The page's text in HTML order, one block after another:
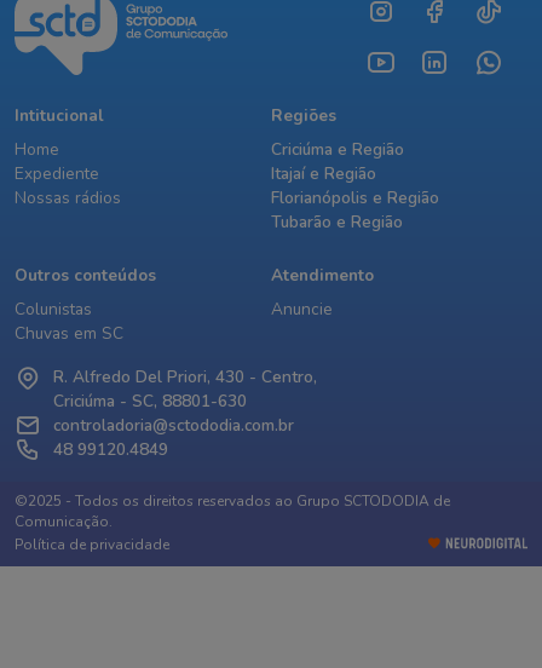
Intitucional
Home
Expediente
Nossas rádios
Regiões
Criciúma e Região
Itajaí e Região
Florianópolis e Região
Tubarão e Região
Outros conteúdos
Colunistas
Chuvas em SC
Atendimento
Anuncie
R. Alfredo Del Priori, 430 - Centro,
Criciúma - SC, 88801-630
controladoria@sctododia.com.br
48 99120.4849
©2025 - Todos os direitos reservados ao Grupo SCTODODIA de
Comunicação.
Política de privacidade